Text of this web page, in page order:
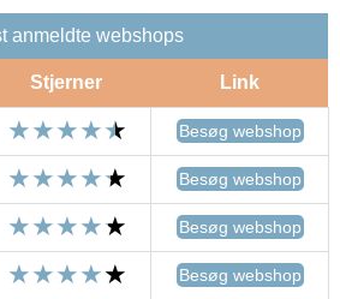
anmeldte webshops
Stjerner Link
Besøg webshop
Besøg webshop
Besøg webshop
Besøg webshop